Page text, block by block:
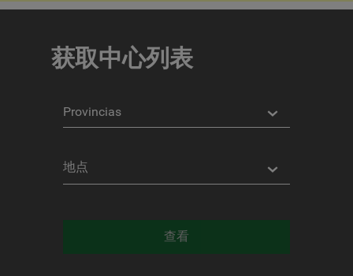
获取中心列表
份
地
点
查看